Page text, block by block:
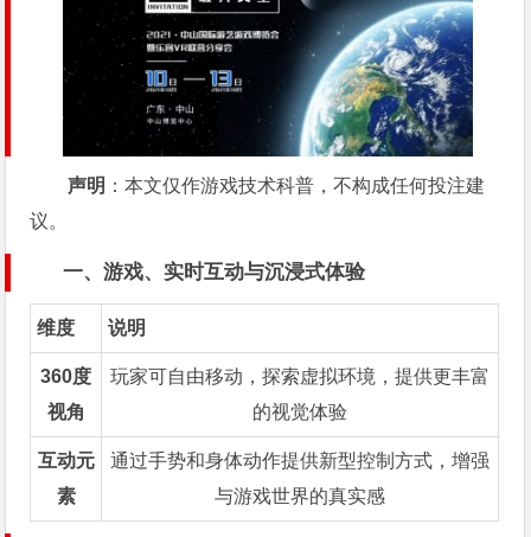
声明 ：本文仅作游戏技术科普，不构成任何投注建
议。
一、游戏、实时互动与沉浸式体验
维度 说明
360度
视角
玩家可自由移动，探索虚拟环境，提供更丰富
的视觉体验
互动元
素
通过手势和身体动作提供新型控制方式，增强
与游戏世界的真实感